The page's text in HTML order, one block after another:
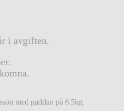
i avgiften.
med gäddan på 6.5kg